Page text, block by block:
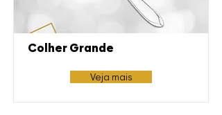
Colher Grande
Veja mais